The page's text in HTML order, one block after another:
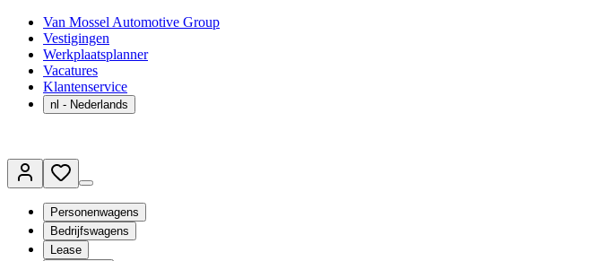
Van Mossel Automotive Group
Vestigingen
Werkplaatsplanner
Vacatures
Klantenservice
nl - Nederlands
Personenwagens
Bedrijfswagens
Lease